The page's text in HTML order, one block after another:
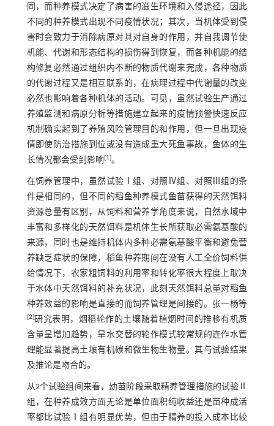
同，而种养模式决定了病害的滋生环境和入侵途径，因此
不同的种养模式出现不同疫情状况；其次，当机体受到侵
害时会致力于消除病原对其对自身的作用，并自我调节使
机能、代谢和形态结构的损伤得到恢复，而各种机能的结
构修复必然通过组织内不断的物质代谢来完成，各种物质
的代谢过程又是相互联系的，在病理过程中代谢量的改变
必然也影响着各种机体的活动。可见，虽然试验生产通过
养殖监测和病原分析等措施建立起来的疫情预警快速反应
机制确实起到了养殖风险管理目的和作用，但一旦出现疫
情即使防治措施到位或没有造成重大死鱼事故，鱼体的生
长情况都会受到影响 [1]。
在饲养管理中，虽然试验Ⅰ组、对照Ⅳ组、对照Ⅲ组的条
件是相同的，但不同的稻鱼种养模式鱼苗获得的天然饵料
资源总量有区别，从饲料和营养学角度来说，自然水域中
丰富和多样化的天然饵料是机体生长所获取必需氨基酸的
来源，同时也是维持机体内多种必需氨基酸平衡和避免营
养缺乏症状的保障，稻鱼种养期间在没有人工全价饲料供
给情况下，农家粗饲料的利用率和转化率很大程度上取决
于水体中天然饵料的补充状况，此刻天然饵料总量对稻鱼
种养效益的影响是直接的而饲养管理是间接的。张一杨等
[2]研究表明，烟稻轮作的土壤随着植烟时间的推移有机质
含量呈增加趋势，旱水交替的轮作模式较常规的连作水管
理能显著提高土壤有机碳和微生物生物量。其与试验结果
及推论是吻合的。
从2个试验组间来看，幼苗阶段采取精养管理措施的试验Ⅱ
组，在种养成效方面无论是单位面积纯收益还是苗种成活
率都比试验Ⅰ组有明显优势，但由于精养的投入成本比较